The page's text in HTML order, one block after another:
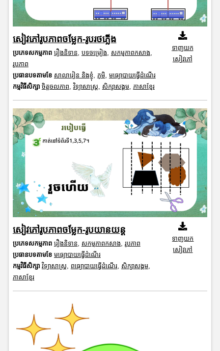
សៀវភៅរូបភាពចម្លែក-រូបរថភ្លើង
ប្រភេទសកម្មភាព រឿងនិទាន បទចម្រៀង សកម្មភាពកសាង
រូបភាព
ប្រធានបទតាមខែ សាលារៀន និងខ្ញុំ ភូមិ, មធ្យោបាយធ្វើដំណើរ
កម្មវិធីសិក្សា ចិត្តចលភាព វិទ្យាសាស្រ្ត សិក្សាសង្គម, ភាសាខ្មែរ
ទាញយក
សៀវភៅ
សៀវភៅរូបភាពចម្លែក-រូបយានយន្ត
ប្រភេទសកម្មភាព រឿងនិទាន, សកម្មភាពកសាង, រូបភាព
ប្រធានបទតាមខែ មធ្យោបាយធ្វើដំណើរ
កម្មវិធីសិក្សា វិទ្យាសាស្រ្ត, ពធ្យោបាយធ្វើដំណើរ, សិក្សាសង្គម,
ភាសាខ្មែរ
ទាញយក
សៀវភៅ